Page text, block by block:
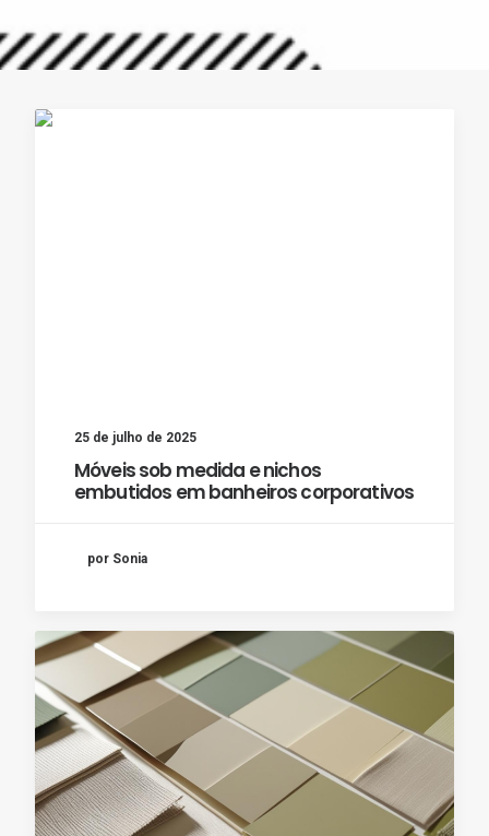
25 de julho de 2025
Móveis sob medida e nichos
embutidos em banheiros corporativos
por Sonia